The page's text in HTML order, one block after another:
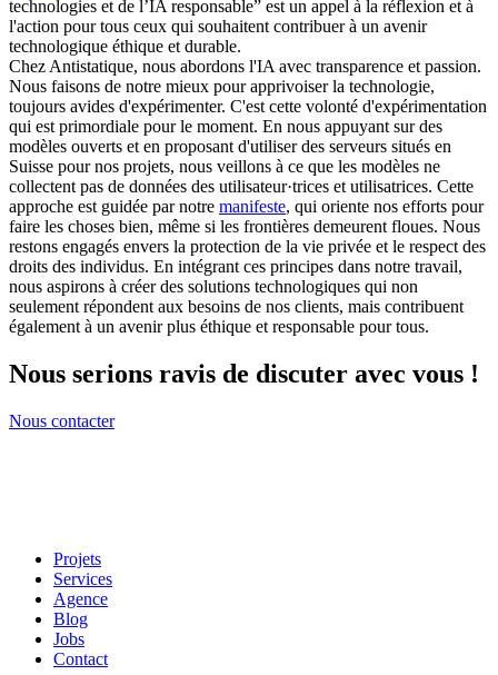
technologies et de l’IA responsable” est un appel à la réflexion et à
l'action pour tous ceux qui souhaitent contribuer à un avenir
technologique éthique et durable.
Chez Antistatique, nous abordons l'IA avec transparence et passion.
Nous faisons de notre mieux pour apprivoiser la technologie,
toujours avides d'expérimenter. C'est cette volonté d'expérimentation
qui est primordiale pour le moment. En nous appuyant sur des
modèles ouverts et en proposant d'utiliser des serveurs situés en
Suisse pour nos projets, nous veillons à ce que les modèles ne
collectent pas de données des utilisateur·trices et utilisatrices. Cette
approche est guidée par notre manifeste, qui oriente nos efforts pour
faire les choses bien, même si les frontières demeurent floues. Nous
restons engagés envers la protection de la vie privée et le respect des
droits des individus. En intégrant ces principes dans notre travail,
nous aspirons à créer des solutions technologiques qui non
seulement répondent aux besoins de nos clients, mais contribuent
également à un avenir plus éthique et responsable pour tous.
Nous serions ravis de discuter avec vous !
Nous contacter
Projets
Services
Agence
Blog
Jobs
Contact